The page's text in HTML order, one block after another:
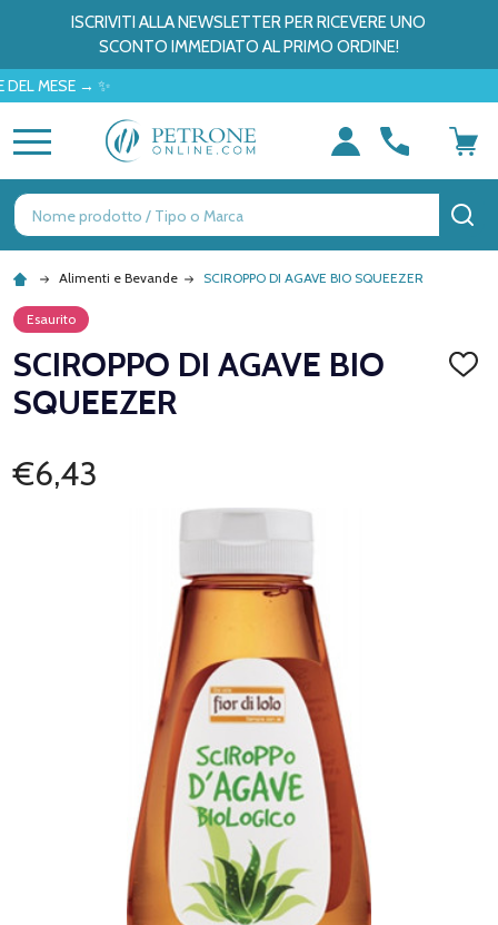
ISCRIVITI ALLA NEWSLETTER PER RICEVERE UNO
SCONTO IMMEDIATO AL PRIMO ORDINE!
→ ✨
Ricerca
Alimenti e Bevande SCIROPPO DI AGAVE BIO SQUEEZER
Esaurito
SCIROPPO DI AGAVE BIO
SQUEEZER
€6,43